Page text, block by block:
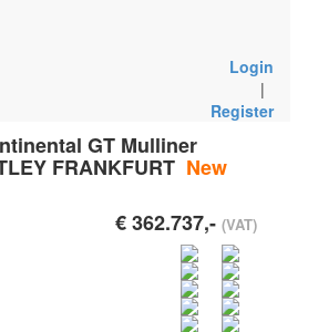
Login
|
Register
GT Mulliner
FRANKFURT New
€ 362.737,-(VAT)